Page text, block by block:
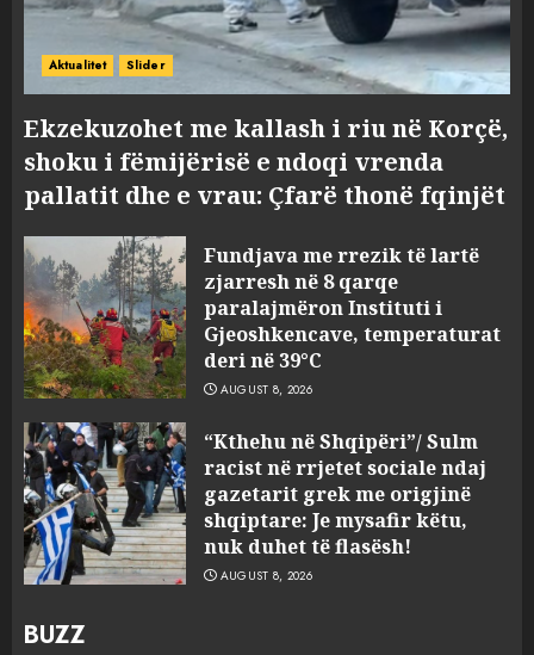
Aktualitet Slider
Ekzekuzohet me kallash i riu në Korçë,
shoku i fëmijërisë e ndoqi vrenda
pallatit dhe e vrau: Çfarë thonë fqinjët
Fundjava me rrezik të lartë
zjarresh në 8 qarqe
paralajmëron Instituti i
Gjeoshkencave, temperaturat
deri në 39°C
AUGUST 8, 2026
“Kthehu në Shqipëri”/ Sulm
racist në rrjetet sociale ndaj
gazetarit grek me origjinë
shqiptare: Je mysafir këtu,
nuk duhet të flasësh!
AUGUST 8, 2026
BUZZ